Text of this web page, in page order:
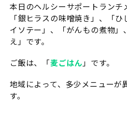
本日のヘルシーサポートランチ
「銀ヒラスの味噌焼き」、「
イソテー」、「がんもの煮物」
え」です。
ご飯は、「麦ごはん」です。
地域によって、多少メニューが
す。